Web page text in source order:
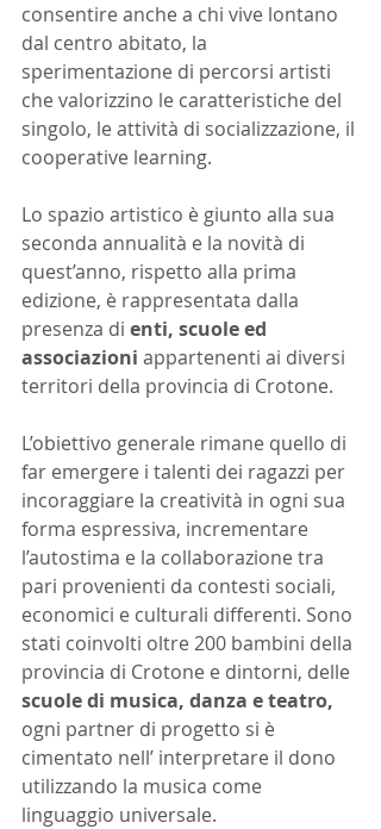
consentire anche a chi vive lontano
dal centro abitato, la
sperimentazione di percorsi artisti
che valorizzino le caratteristiche del
singolo, le attività di socializzazione, il
cooperative learning.
Lo spazio artistico è giunto alla sua
seconda annualità e la novità di
quest’anno, rispetto alla prima
edizione, è rappresentata dalla
presenza di enti, scuole ed
associazioni appartenenti ai diversi
territori della provincia di Crotone.
L’obiettivo generale rimane quello di
far emergere i talenti dei ragazzi per
incoraggiare la creatività in ogni sua
forma espressiva, incrementare
l’autostima e la collaborazione tra
pari provenienti da contesti sociali,
economici e culturali differenti. Sono
stati coinvolti oltre 200 bambini della
provincia di Crotone e dintorni, delle
scuole di musica, danza e teatro,
ogni partner di progetto si è
cimentato nell’ interpretare il dono
utilizzando la musica come
linguaggio universale.